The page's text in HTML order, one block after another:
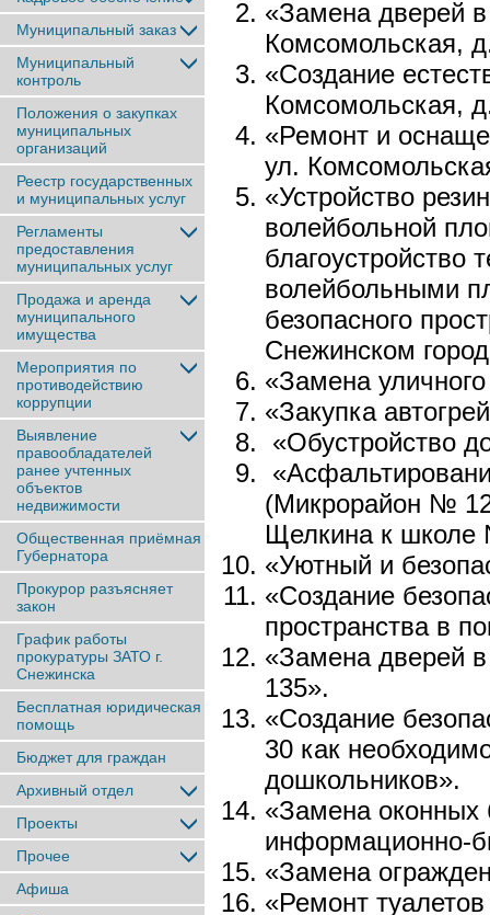
Муниципальный заказ
Муниципальный
контроль
Положения о закупках
муниципальных
организаций
Реестр государственных
и муниципальных услуг
Регламенты
предоставления
муниципальных услуг
Продажа и аренда
муниципального
имущества
Мероприятия по
противодействию
коррупции
Выявление
правообладателей
ранее учтенныx
объектов
недвижимости
Общественная приёмная
Губернатора
Прокурор разъясняет
закон
График работы
прокуратуры ЗАТО г.
Снежинска
Бесплатная юридическая
помощь
Бюджет для граждан
Архивный отдел
Проекты
Прочее
Афиша
«Замена дверей
Комсомольская,
«Создание
Комсомольская,
«Ремонт и
ул.
«Устройство
волейбольной
благоустройство
волейбольными
безопасного
Снежинском
«Замена
«Закупка
«Обустройство
(Микрорайон №
Щелкина к
«Уютный и
«Создание
пространства в
«Замена дверей
135».
«Создание
30 как
дошкольников».
«Замена оконных
информационно-
«Замена
«Ремонт